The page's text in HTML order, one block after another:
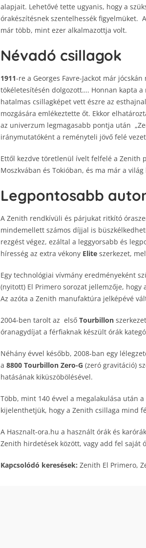
alapjait. Lehetővé tette ugyanis, hogy a
órakészítésnek szentelhessék figyelmüket.
már több, mint ezer alkalmazottja volt.
Névadó csillagok
1911-re a Georges Favre-Jackot már
tökéletesítésén dolgozott…. Honnan kapta a
hatalmas csillagképet vett észre az
mozgására emlékeztette őt. Ekkor
az univerzum legmagasabb pontja után
iránymutatóként a reményteli jövő felé
Ettől kezdve töretlenül ívelt felfelé a Zenith
Moszkvában és Tokióban, és ma már a
Legpontosabb
A Zenith rendkívüli és párjukat ritkító
mindemellett számos díjjal is
rezgést végez, ezáltal a leggyorsabb és
híresség az extra vékony Eliteszerkezet,
Egy technológiai vívmány eredményeként
(nyitott) El Primero sorozat jellemzője,
Az azóta a Zenith manufaktúra jelképévé
2004-ben tarolt az első Tourbillon
óranagydíjat a férfiaknak készült órák
Néhány évvel később, 2008-ban egy
a 8800 Tourbillon Zero-G (zeró gravitáció)
hatásának kiküszöbölésével.
Több, mint 140 évvel a megalakulása után
kijelenthetjük, hogy a Zenith csillaga mind
A Hasznalt-ora.hu a használt órák és
Zenith hirdetések között, vagy add fel saját
Kapcsolódó keresések: Zenith El Primero,